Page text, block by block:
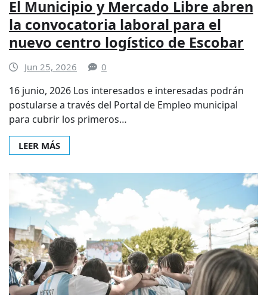
El Municipio y Mercado Libre abren
la convocatoria laboral para el
nuevo centro logístico de Escobar
Jun 25, 2026 0
16 junio, 2026 Los interesados e interesadas podrán
postularse a través del Portal de Empleo municipal
para cubrir los primeros…
LEER MÁS